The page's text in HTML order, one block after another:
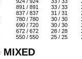
891 / 891 33 / 33
837 / 837 31 / 31
780 / 780 30 / 30
690 / 720 30 / 30
672 / 672 28 / 28
550 / 550 25 / 25